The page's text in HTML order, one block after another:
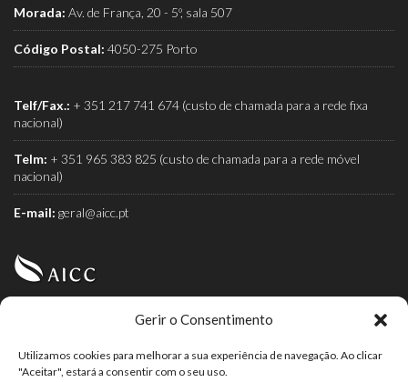
Gerir o Consentimento
Utilizamos cookies para melhorar a sua experiência de navegação. Ao clicar
"Aceitar", estará a consentir com o seu uso.
Morada: Av. de França, 20 - 5º, sala 507
Código Postal: 4050-275 Porto
Telf/Fax.: + 351 217 741 674 (custo de chamada para a rede fixa
nacional)
Telm: + 351 965 383 825 (custo de chamada para a rede móvel
nacional)
E-mail: geral@aicc.pt
AICC (Associação Industrial e Comercial do Café) é a
associação dos torrefactores de café.